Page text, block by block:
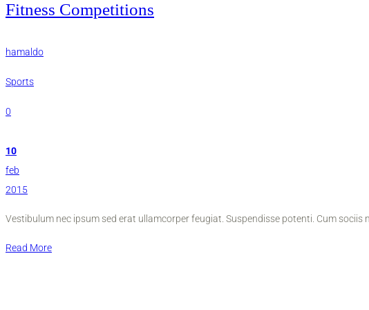
Fitness Competitions
hamaldo
Sports
0
10
feb
2015
Vestibulum nec ipsum sed erat ullamcorper feugiat. Suspendisse potenti. Cum
Read More